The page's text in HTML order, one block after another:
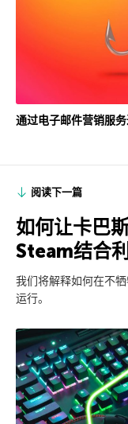
通过电子邮件营销服
阅读下一篇
如何让卡巴
Steam结合
我们将解释如何在不
运行。